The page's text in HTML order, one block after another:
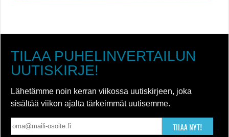
TILAA PUHELINVERTAILUN
UUTISKIRJE!
Lähetämme noin kerran viikossa uutiskirjeen, joka
sisältää viikon ajalta tärkeimmät uutisemme.
TILAA NYT!